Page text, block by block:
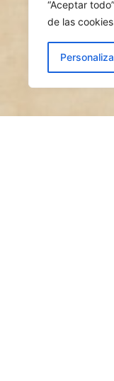
“Aceptar
de las